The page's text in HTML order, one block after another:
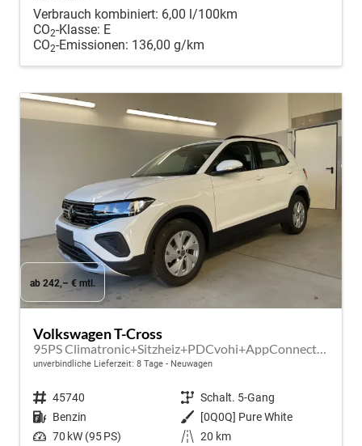
Verbrauch kombiniert: 6,00 l/100km
CO2-Klasse: E
CO2-Emissionen: 136,00 g/km
ab 242,– € mtl.
Volkswagen T-Cross
unverbindliche Lieferzeit: 8 Tage Neuwagen
Fahrzeugnr. 45740 Getriebe Schalt. 5-Gang
Kraftstoff Benzin Außenfarbe [0Q0Q] Pure White
Leistung 70 kW (95 PS) Kilometerstand 20 km